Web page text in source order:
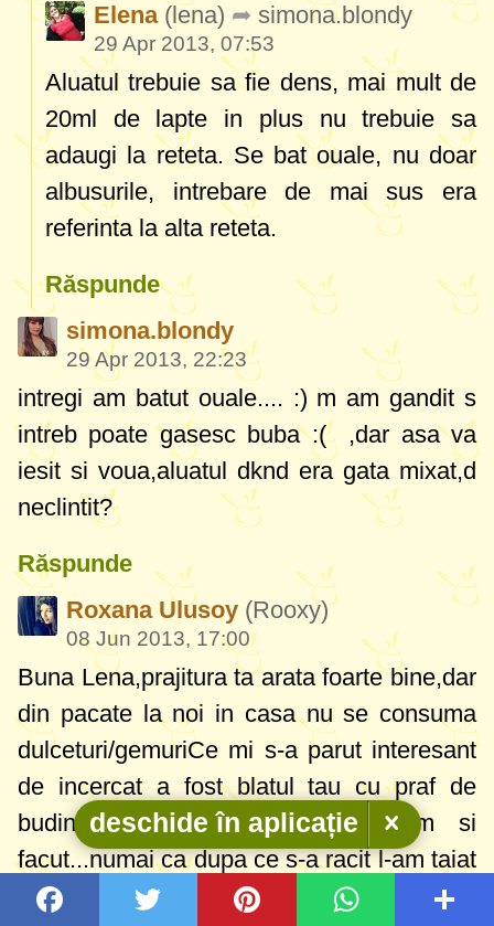
Elena (lena) simona.blondy
29 Apr 2013, 07:53
Aluatul trebuie sa fie dens, mai mult de
20ml de lapte in plus nu trebuie sa
adaugi la reteta. Se bat ouale, nu doar
albusurile, intrebare de mai sus era
referinta la alta reteta.
Răspunde
simona.blondy
29 Apr 2013, 22:23
intregi am batut ouale.... :) m am gandit s
intreb poate gasesc buba :( ,dar asa va
iesit si voua,aluatul dknd era gata mixat,d
neclintit?
Răspunde
Roxana Ulusoy (Rooxy)
08 Jun 2013, 17:00
Buna Lena,prajitura ta arata foarte bine,dar
din pacate la noi in casa nu se consuma
dulceturi/gemuriCe mi s-a parut interesant
de incercat a fost blatul tau cu praf de
budinca de vanilie pe care l-am si
facut...numai ca dupa ce s-a racit l-am taiat
in doua si am pus crema de vanilie din
deschide în aplicație